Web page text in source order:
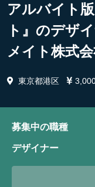
アルバイト
ト』のデザ
メイト株式
東京都港区
募集中の職種
デザイナー